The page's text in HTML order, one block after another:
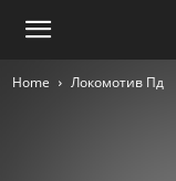
Home Локомотив Пд